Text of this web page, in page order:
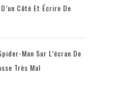
Côté Et Écrire De
Man Sur L’écran De
Très Mal